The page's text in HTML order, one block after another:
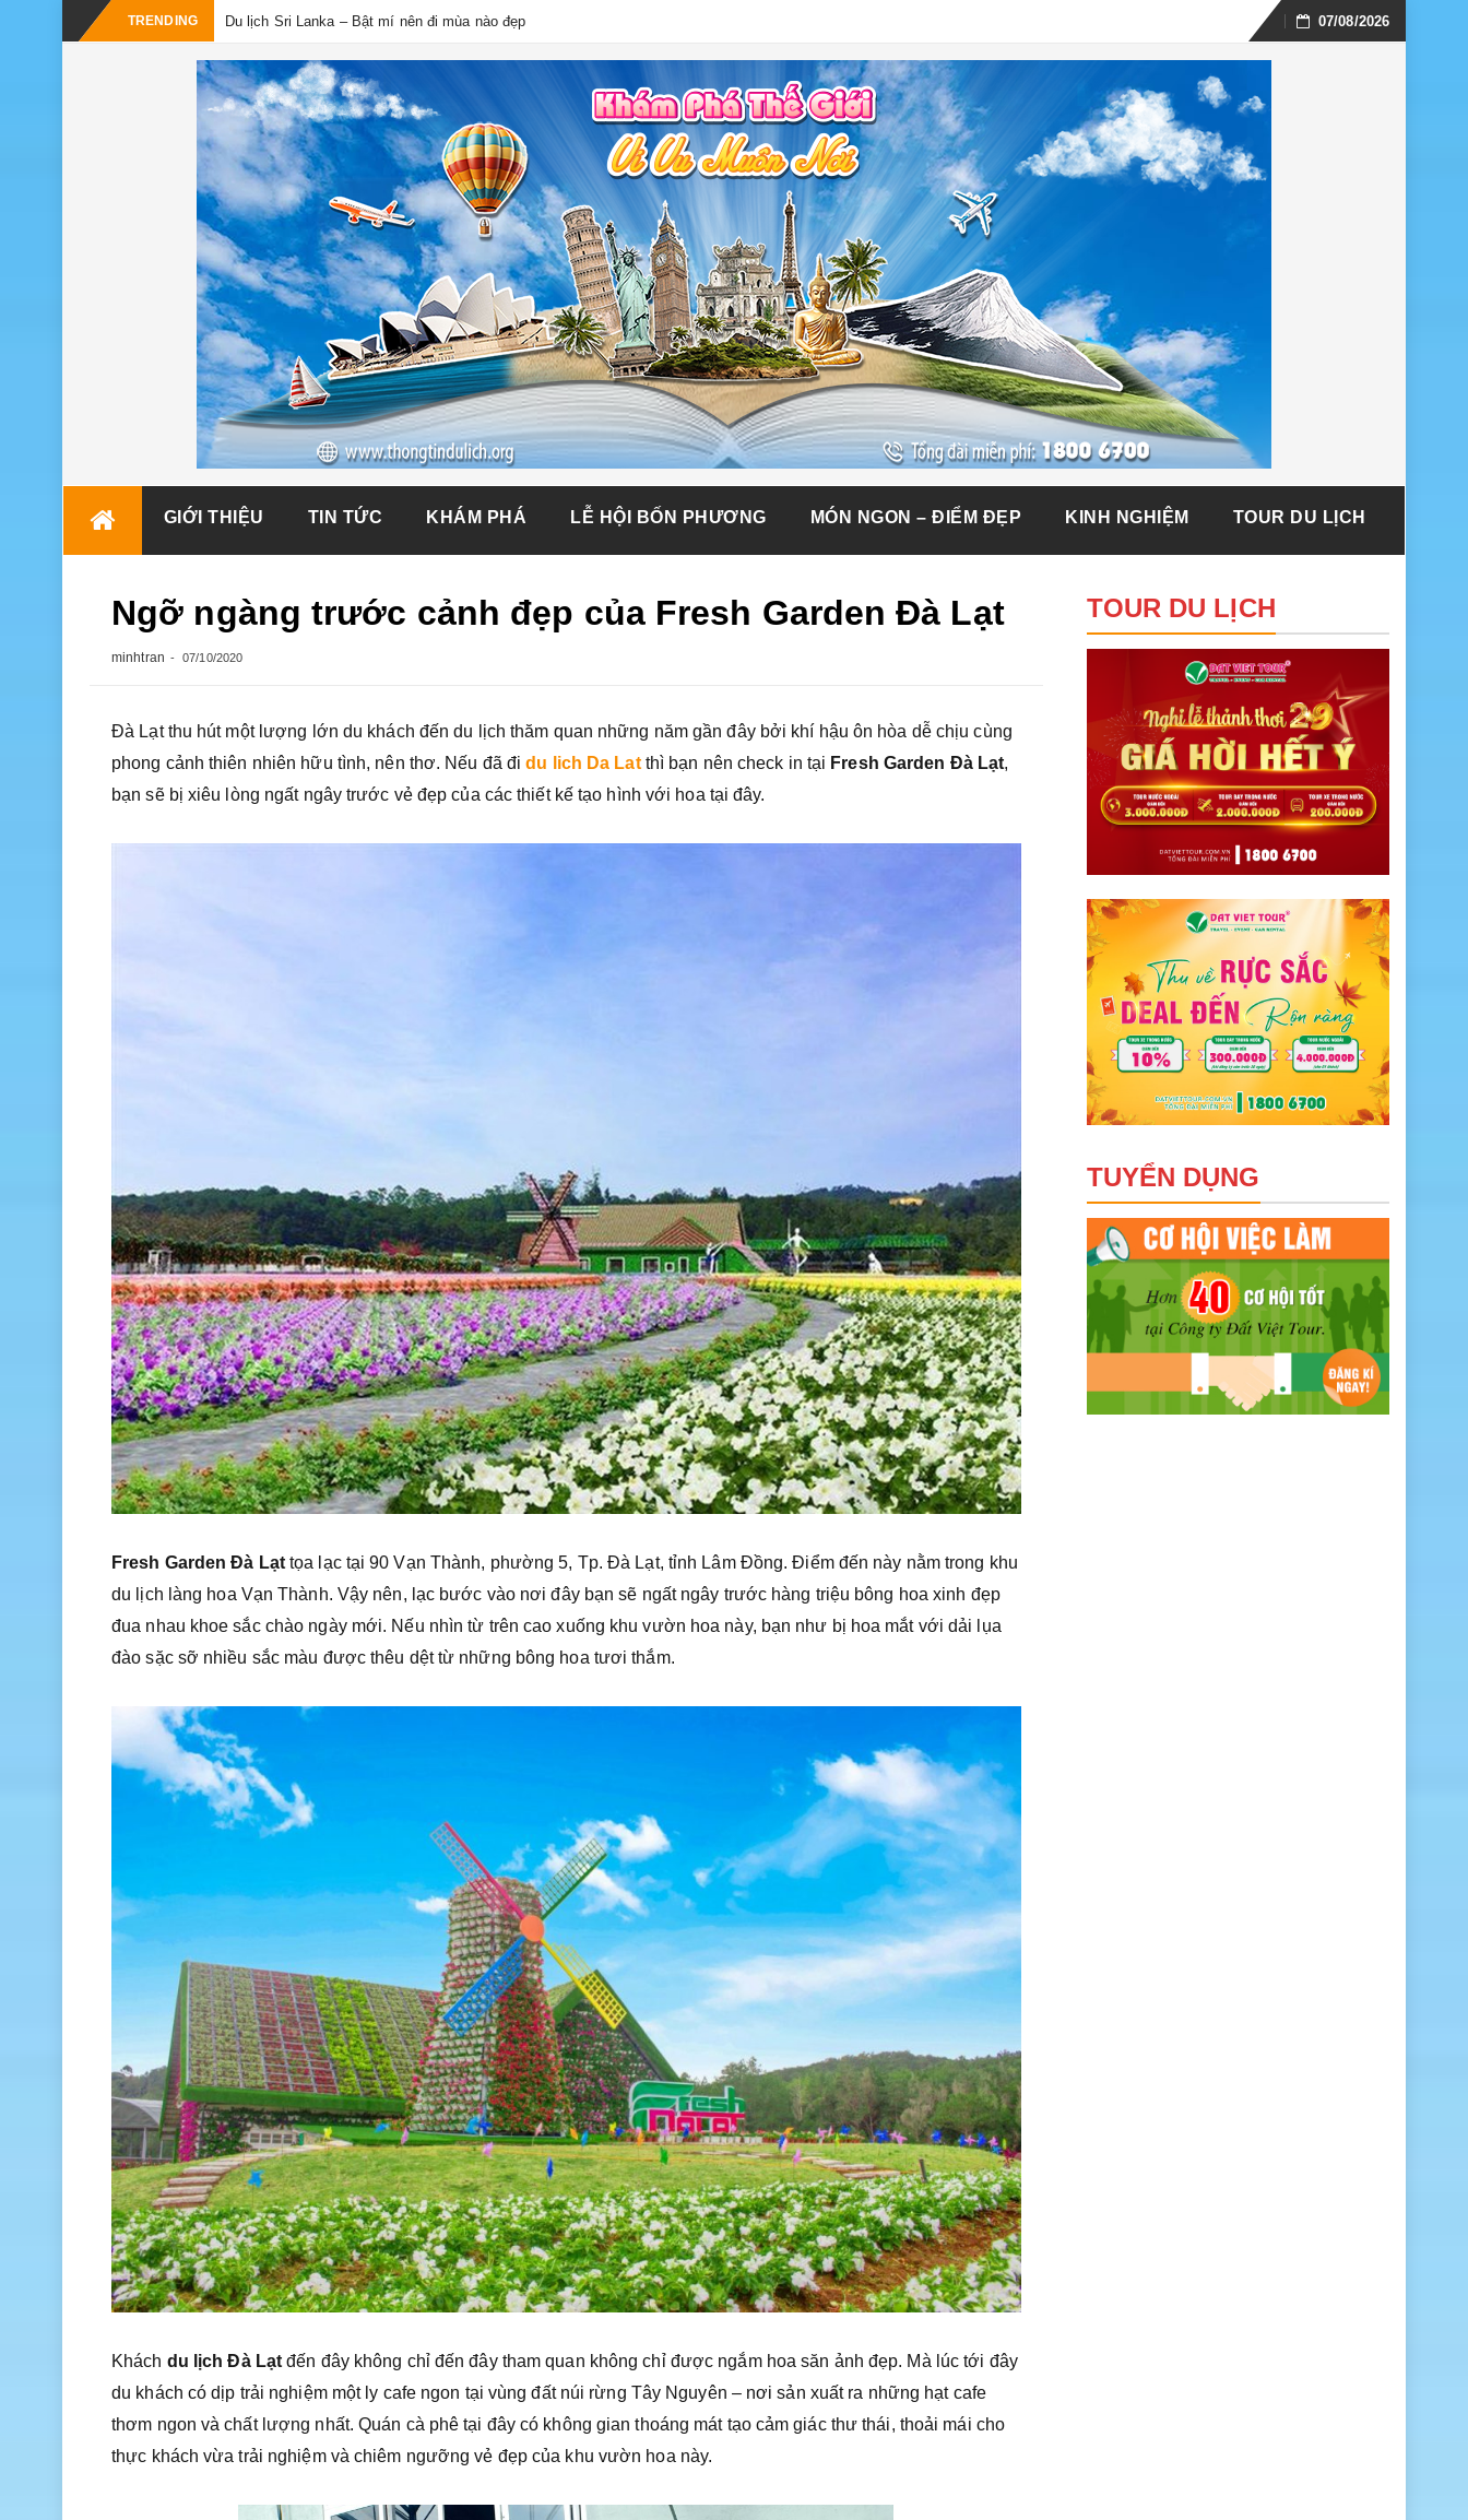
TRENDING -
Skip
07/08/2026
GIỚI THIỆU TIN TỨC KHÁM PHÁ LỄ HỘI BỐN PHƯƠNG MÓN NGON – ĐIỂM ĐẸP KINH NGHIỆM TOUR DU LỊCH
Ngỡ ngàng trước cảnh đẹp của Fresh Garden Đà Lạt
minhtran 07/10/2020
Đà Lạt thu hút một lượng lớn du khách đến du lịch thăm quan những năm gần đây bởi khí hậu ôn hòa dễ chịu cùng
phong cảnh thiên nhiên hữu tình, nên thơ. Nếu đã đi du lich Da Latthì bạn nên check in tại Fresh Garden Đà Lạt,
bạn sẽ bị xiêu lòng ngất ngây trước vẻ đẹp của các thiết kế tạo hình với hoa tại đây.
Fresh Garden Đà Lạt tọa lạc tại 90 Vạn Thành, phường 5, Tp. Đà Lạt, tỉnh Lâm Đồng. Điểm đến này nằm trong khu
du lịch làng hoa Vạn Thành. Vậy nên, lạc bước vào nơi đây bạn sẽ ngất ngây trước hàng triệu bông hoa xinh đẹp
đua nhau khoe sắc chào ngày mới. Nếu nhìn từ trên cao xuống khu vườn hoa này, bạn như bị hoa mắt với dải lụa
đào sặc sỡ nhiều sắc màu được thêu dệt từ những bông hoa tươi thắm.
Khách du lịch Đà Lạt đến đây không chỉ đến đây tham quan không chỉ được ngắm hoa săn ảnh đẹp. Mà lúc tới đây
du khách có dịp trải nghiệm một ly cafe ngon tại vùng đất núi rừng Tây Nguyên – nơi sản xuất ra những hạt cafe
thơm ngon và chất lượng nhất. Quán cà phê tại đây có không gian thoáng mát tạo cảm giác thư thái, thoải mái cho
thực khách vừa trải nghiệm và chiêm ngưỡng vẻ đẹp của khu vườn hoa này.
TOUR DU LỊCH
TUYỂN DỤNG